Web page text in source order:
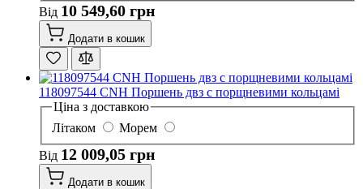
Від 10 549,60 грн
Додати в кошик
118097544 CNH Поршень двз с порщневими кольцамі
Ціна з доставкою
Літаком
Морем
Від 12 009,05 грн
Додати в кошик